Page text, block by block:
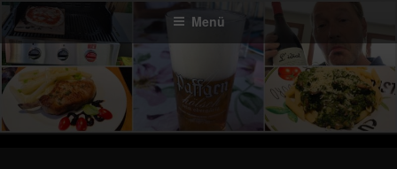
Zum
Inhalt
springen
Menü